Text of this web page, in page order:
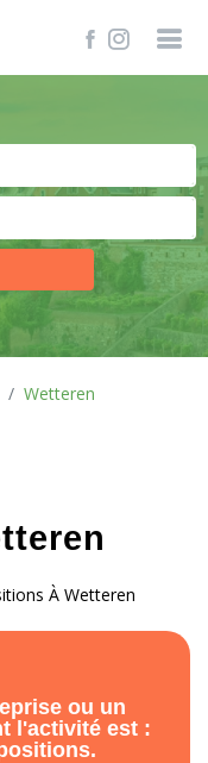
Wetteren
À Wetteren
ou un
l'activité est :